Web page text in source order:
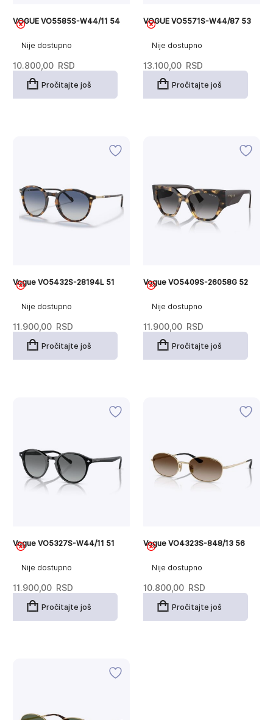
Nije dostupno
VOGUE VO5585S-W44/11 54
10.800,00 RSD
Pročitajte još
Nije dostupno
VOGUE VO5571S-W44/87 53
13.100,00 RSD
Pročitajte još
Nije dostupno
Vogue VO5432S-28194L 51
11.900,00 RSD
Pročitajte još
Nije dostupno
Vogue VO5409S-26058G 52
11.900,00 RSD
Pročitajte još
Nije dostupno
Vogue VO5327S-W44/11 51
11.900,00 RSD
Pročitajte još
Nije dostupno
Vogue VO4323S-848/13 56
10.800,00 RSD
Pročitajte još